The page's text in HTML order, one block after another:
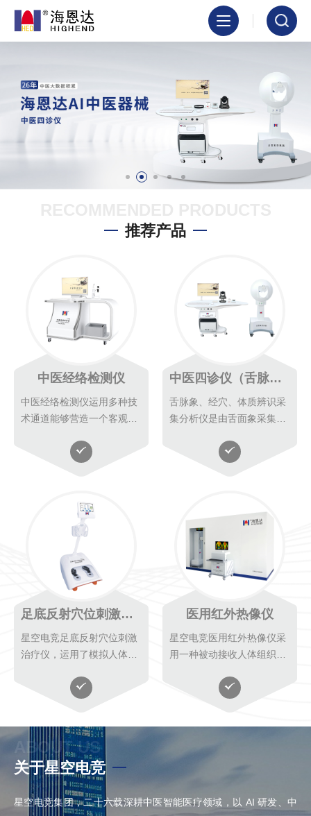
推荐产品
中医经络检测仪
中医经络检测仪运用多种技
术通道能够营造一个客观、
恒定的状态下，通过星空电
相关联的整合信息。
中医四诊仪（舌脉象、经穴、体质辨识采集分析仪）
舌脉象、经穴、体质辨识采
集分析仪是由舌面象采集单
识采集单元、智能问诊单元
足底反射穴位刺激治疗仪
星空电竞足底反射穴位刺激
治疗仪，运用了模拟人体生
经络传导治疗技术、中频热
循环学、信息调整学
医用红外热像仪
星空电竞医用红外热像仪采
用一种被动接收人体组织细
术，通过观察人体细胞代谢
ABOUT US
关于星空电竞
星空电竞集团，二十六载深耕中医智能医疗领域，以 AI 研发、中